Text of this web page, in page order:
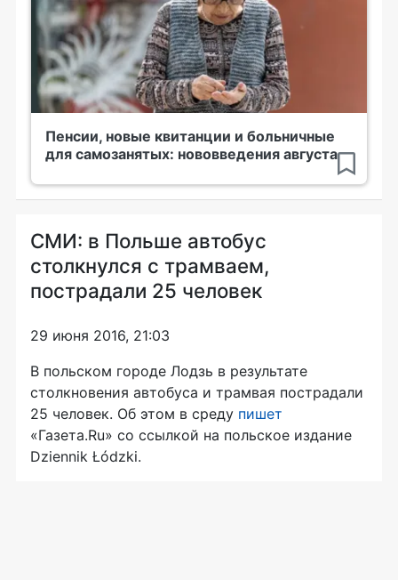
Пенсии, новые квитанции и больничные
для самозанятых: нововведения августа
СМИ: в Польше автобус
столкнулся с трамваем,
пострадали 25 человек
29 июня 2016, 21:03
В польском городе Лодзь в результате
столкновения автобуса и трамвая пострадали
25 человек. Об этом в среду пишет
«Газета.Ru» со ссылкой на польское издание
Dziennik Łódzki.